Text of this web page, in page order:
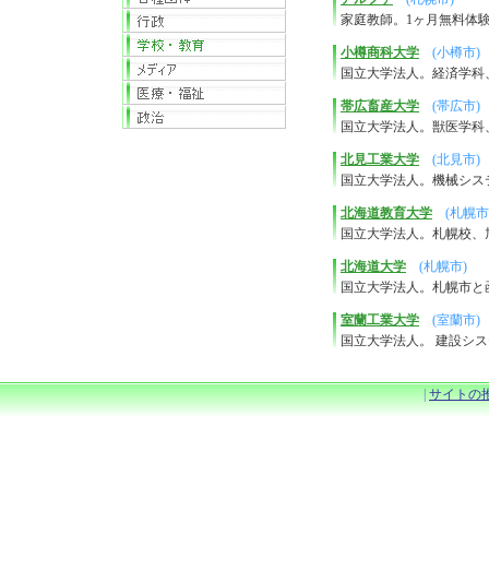
家庭教師。1ヶ月無料体
小樽商科大学
(小樽市)
国立大学法人。経済学
帯広畜産大学
(帯広市)
国立大学法人。獣医学
北見工業大学
(北見市)
国立大学法人。機械シ
北海道教育大学
(札幌
国立大学法人。札幌校
北海道大学
(札幌市)
国立大学法人。札幌市
室蘭工業大学
(室蘭市)
国立大学法人。 建設シ
|サイトの